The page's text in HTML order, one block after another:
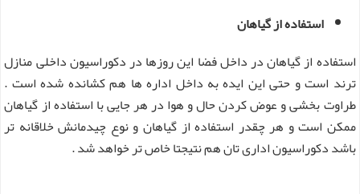
استفاده از گیاهان
استفاده از گیاهان در داخل فضا این روزها در دکوراسیون داخلی منازل
ترند است و حتی این ایده به داخل اداره ها هم کشانده شده است .
طراوت بخشی و عوض کردن حال و هوا در هر جایی با استفاده از گیاهان
ممکن است و هر چقدر استفاده از گیاهان و نوع چیدمانش خلاقانه تر
باشد دکوراسیون اداری تان هم نتیجتا خاص تر خواهد شد .